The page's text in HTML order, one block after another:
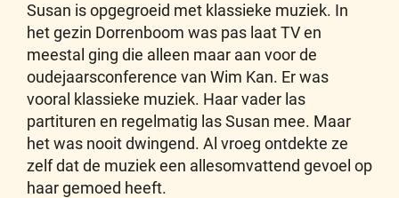
Susan is opgegroeid met klassieke muziek. In
het gezin Dorrenboom was pas laat TV en
meestal ging die alleen maar aan voor de
oudejaarsconference van Wim Kan. Er was
vooral klassieke muziek. Haar vader las
partituren en regelmatig las Susan mee. Maar
het was nooit dwingend. Al vroeg ontdekte ze
zelf dat de muziek een allesomvattend gevoel op
haar gemoed heeft.